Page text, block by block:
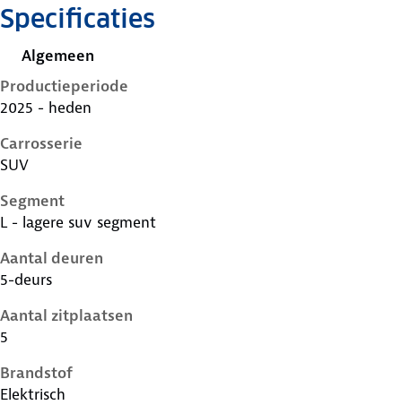
Specificaties
Algemeen
Productieperiode
2025 - heden
Carrosserie
SUV
Segment
L - lagere suv segment
Aantal deuren
5-deurs
Aantal zitplaatsen
5
Brandstof
Elektrisch